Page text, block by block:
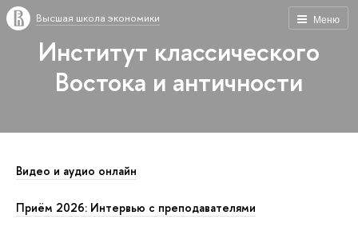
Меню
Высшая школа экономики
Институт классического
Востока и античности
Видео и аудио онлайн
Приём 2026: Интервью с преподавателями